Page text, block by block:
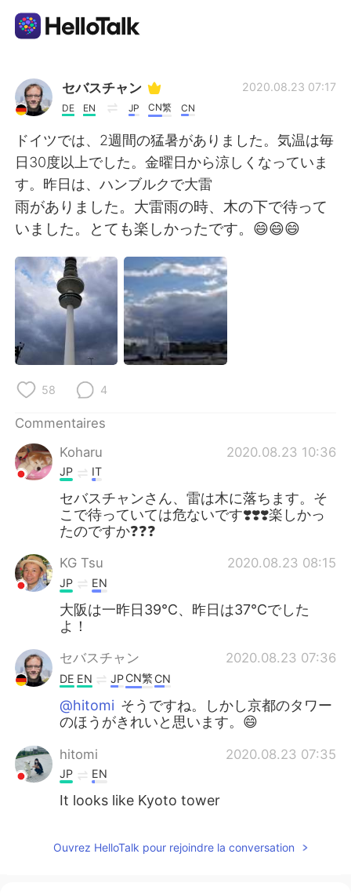
Appli d'échange linguistique
AI Grammar Checker
Français
English 简体中文
繁體中文 Español
العربية Deutsch
日本語 한국어
Русский
Türkçe
Português
セバスチャン
DE EN JP CN繁 CN
2020.08.23 07:17
ドイツでは、2週間の猛暑がありました。気温は毎
日30度以上でした。金曜日から涼しくなっていま
す。昨日は、ハンブルクで大雷
雨がありました。大雷雨の時、木の下で待って
いました。とても楽しかったです。😄😄😄
58 4
Commentaires
Koharu
2020.08.23 10:36
JP IT
セバスチャンさん、雷は木に落ちます。そ
こで待っていては危ないです❣️❣️❣️楽しかっ
たのですか❓❓❓
KG Tsu 2020.08.23 08:15
JP EN
大阪は一昨日39℃、昨日は37℃でした
よ！
セバスチャン 2020.08.23 07:36
DE EN JPCN繁 CN
@hitomi そうですね。しかし京都のタワー
のほうがきれいと思います。😄
hitomi 2020.08.23 07:35
JP EN
It looks like Kyoto tower
Ouvrez HelloTalk pour rejoindre la conversation